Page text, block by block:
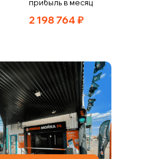
прибыль в месяц
2 198 764₽